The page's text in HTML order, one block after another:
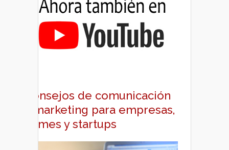
Consejos de comunicación
y marketing para empresas,
pymes y startups